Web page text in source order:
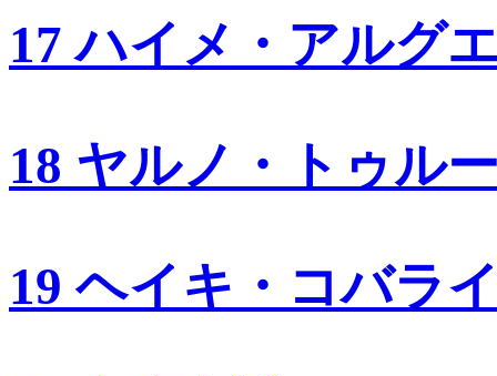
17 ハイメ・アルグ
18 ヤルノ・トゥル
19 ヘイキ・コバラ